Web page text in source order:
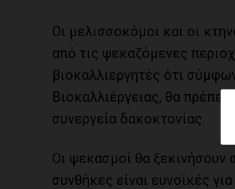
Οι μελισσοκόμοι και οι
από τις ψεκαζόμενες
βιοκαλλιεργητές ότι
Βιοκαλλιέργειας, θα
συνεργεία δακοκτονίας.
Οι ψεκασμοί θα
συνθήκες είναι ευνοϊκές